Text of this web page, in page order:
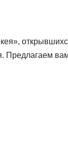
Предлагаем